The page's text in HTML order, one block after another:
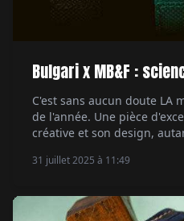
Bulgari x MB&F :
C'est sans aucun doute LA
de l'année. Une pièce
créative et son design,
MB&F Serpenti, qui
31 juillet 2025 à 11:49